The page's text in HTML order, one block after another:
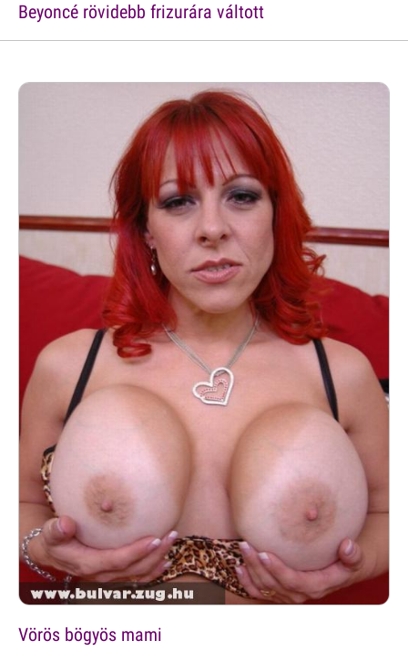
Beyoncé rövidebb frizurára váltott
Vörös bögyös mami